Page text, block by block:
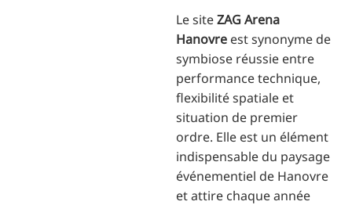
Le siteZAG Arena
Hanovre est synonyme de
symbiose réussie entre
performance technique,
flexibilité spatiale et
situation de premier
ordre. Elle est un élément
indispensable du paysage
événementiel de Hanovre
et attire chaque année